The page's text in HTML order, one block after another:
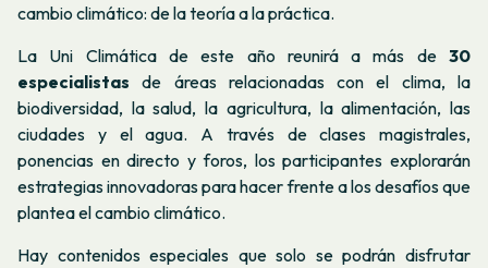
cambio climático: de la teoría a la práctica.
La Uni Climática de este año reunirá a más de 30
especialistas de áreas relacionadas con el clima, la
biodiversidad, la salud, la agricultura, la alimentación, las
ciudades y el agua. A través de clases magistrales,
ponencias en directo y foros, los participantes explorarán
estrategias innovadoras para hacer frente a los desafíos que
plantea el cambio climático.
Hay contenidos especiales que solo se podrán disfrutar